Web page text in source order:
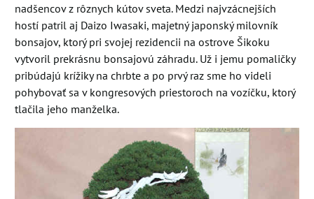
nadšencov z rôznych kútov sveta. Medzi najvzácnejších
hostí patril aj Daizo Iwasaki, majetný japonský milovník
bonsajov, ktorý pri svojej rezidencii na ostrove Šikoku
vytvoril prekrásnu bonsajovú záhradu. Už i jemu pomaličky
pribúdajú krížiky na chrbte a po prvý raz sme ho videli
pohybovať sa v kongresových priestoroch na vozíčku, ktorý
tlačila jeho manželka.